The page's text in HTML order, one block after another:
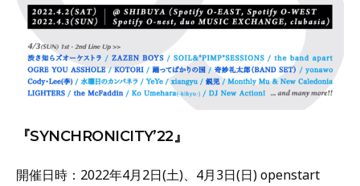
『SYNCHRONICITY’22』
開催日時：2022年4月2日(土)、4月3日(日) openstart